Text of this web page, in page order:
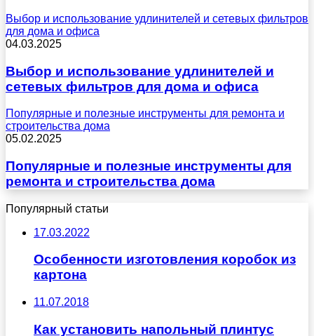
Выбор и использование удлинителей и сетевых фильтров
для дома и офиса
04.03.2025
Выбор и использование удлинителей и
сетевых фильтров для дома и офиса
Популярные и полезные инструменты для ремонта и
строительства дома
05.02.2025
Популярные и полезные инструменты для
ремонта и строительства дома
Популярный статьи
17.03.2022
Особенности изготовления коробок из
картона
11.07.2018
Как установить напольный плинтус